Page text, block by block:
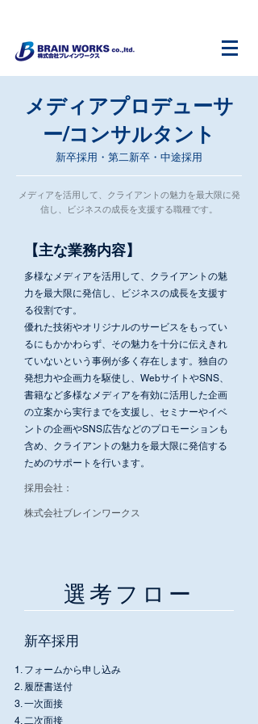
メディアプロデューサ
ー/コンサルタント
新卒採用・第二新卒・中途採用
メディアを活用して、クライアントの魅力を最大限に発
信し、ビジネスの成長を支援する職種です。
​【主な業務内容】
多様なメディアを活用して、クライアントの魅
力を最大限に発信し、ビジネスの成長を支援す
る役割です。
優れた技術やオリジナルのサービスをもってい
るにもかかわらず、その魅力を十分に伝えきれ
ていないという事例が多く存在します。独自の
発想力や企画力を駆使し、WebサイトやSNS、
書籍など多様なメディアを有効に活用した企画
の立案から実行までを支援し、セミナーやイベ
ントの企画やSNS広告などのプロモーションも
含め、クライアントの魅力を最大限に発信する
ためのサポートを行います。
​採用会社：
株式会社ブレインワークス
​選考フロー
新卒採用
フォームから申し込み
履歴書送付
​一次面接
二次面接